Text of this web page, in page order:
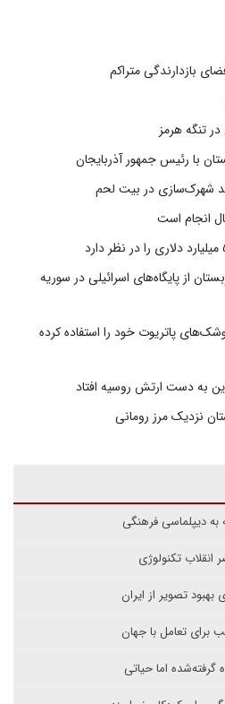
بازدارندگی متراکم
تنگه هرمز
با رئیس جمهور آذربایجان
شهرک‌سازی در بیت‌ لحم
انجام است
از پایگاه‌های اسرائیلی در سوریه
۸۶ درصد از موشک‌های پاتریوت خود را استفاده کرده
به دست ارتش روسیه افتاد
نزدیک مرز رومانی
دیپلماسی فرهنگی
تکنولوژی
تصویر از ایران
برای تعامل با جهان
گرفته‌شده اما حیاتی